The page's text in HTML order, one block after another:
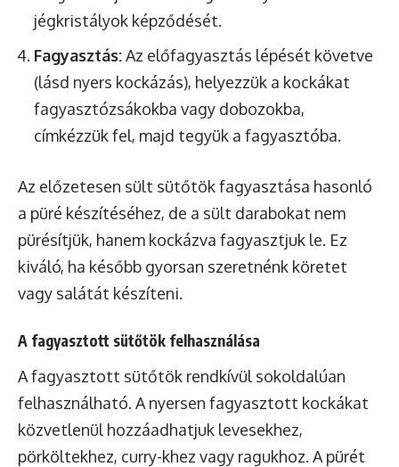
jégkristályok képződését.
Fagyasztás:Az előfagyasztás lépését követve
(lásd nyers kockázás), helyezzük a kockákat
fagyasztózsákokba vagy dobozokba,
címkézzük fel, majd tegyük a fagyasztóba.
Az előzetesen sült sütőtök fagyasztása hasonló
a püré készítéséhez, de a sült darabokat nem
pürésítjük, hanem kockázva fagyasztjuk le. Ez
kiváló, ha később gyorsan szeretnénk köretet
vagy salátát készíteni.
A fagyasztott sütőtök felhasználása
A fagyasztott sütőtök rendkívül sokoldalúan
felhasználható. A nyersen fagyasztott kockákat
közvetlenül hozzáadhatjuk levesekhez,
pörköltekhez, curry-khez vagy ragukhoz. A pürét